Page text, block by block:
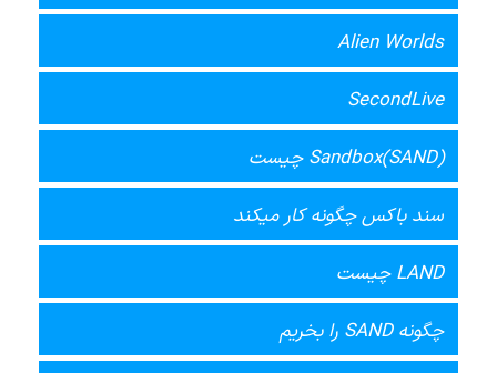
Alien Worlds
SecondLive
Sandbox(SAND) چیست
سند باکس چگونه کار میکند
LAND چیست
چگونه SAND را بخریم